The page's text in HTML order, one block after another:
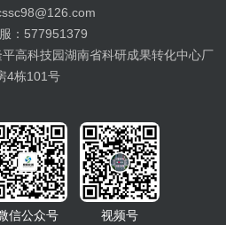
：577951379
高科技园湖南省科研成果转化中心厂
4栋101号
信公众号 视频号